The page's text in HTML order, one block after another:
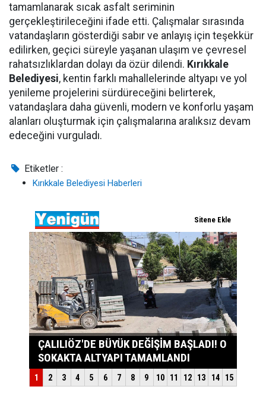
tamamlanarak sıcak asfalt seriminin
gerçekleştirileceğini ifade etti. Çalışmalar sırasında
vatandaşların gösterdiği sabır ve anlayış için teşekkür
edilirken, geçici süreyle yaşanan ulaşım ve çevresel
rahatsızlıklardan dolayı da özür dilendi. Kırıkkale
Belediyesi, kentin farklı mahallelerinde altyapı ve yol
yenileme projelerini sürdüreceğini belirterek,
vatandaşlara daha güvenli, modern ve konforlu yaşam
alanları oluşturmak için çalışmalarına aralıksız devam
edeceğini vurguladı.
Etiketler :
Kırıkkale Belediyesi Haberleri